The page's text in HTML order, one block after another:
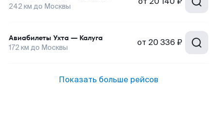
242 км до Москвы
Авиабилеты Ухта — Калуга
172 км до Москвы от 20 336 ₽
Показать больше рейсов